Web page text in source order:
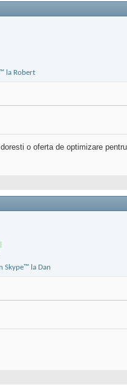
o oferta de optimizare